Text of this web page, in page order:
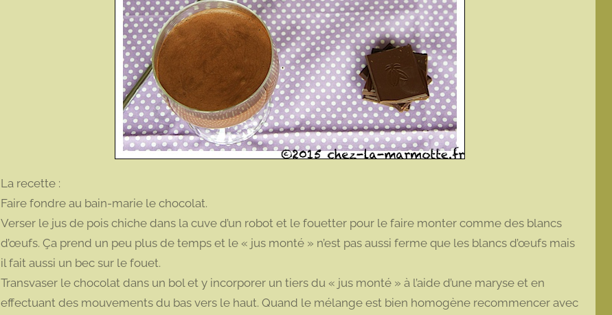
La recette :
Faire fondre au bain-marie le chocolat.
Verser le jus de pois chiche dans la cuve d’un robot et le fouetter pour le faire monter comme des blancs
d’œufs. Ça prend un peu plus de temps et le « jus monté » n’est pas aussi ferme que les blancs d’œufs mais
il fait aussi un bec sur le fouet.
Transvaser le chocolat dans un bol et y incorporer un tiers du « jus monté » à l’aide d’une maryse et en
effectuant des mouvements du bas vers le haut. Quand le mélange est bien homogène recommencer avec